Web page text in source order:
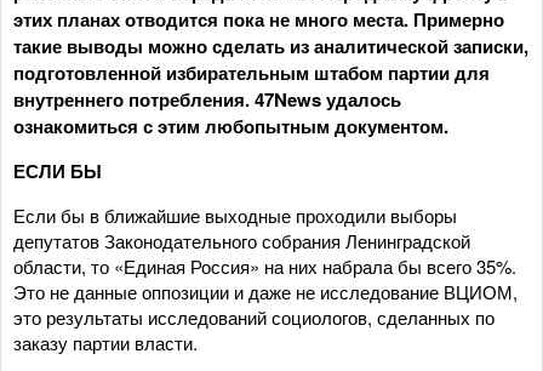
этих планах отводится пока не много места. Примерно
такие выводы можно сделать из аналитической записки,
подготовленной избирательным штабом партии для
внутреннего потребления. 47News удалось
ознакомиться с этим любопытным документом.
ЕСЛИ БЫ
Если бы в ближайшие выходные проходили выборы
депутатов Законодательного собрания Ленинградской
области, то «Единая Россия» на них набрала бы всего 35%.
Это не данные оппозиции и даже не исследование ВЦИОМ,
это результаты исследований социологов, сделанных по
заказу партии власти.